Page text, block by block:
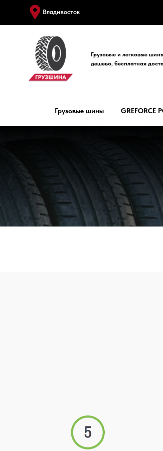
Владивосток
Грузовые и легковые
дешево, бесплатная
Грузовые шины GREFORCE